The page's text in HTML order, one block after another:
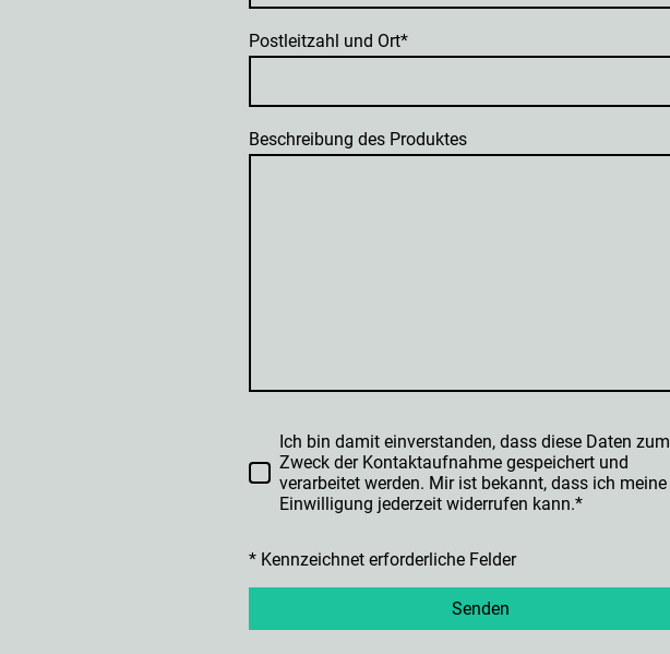
Postleitzahl und Ort*
Beschreibung des Produktes
Ich bin damit einverstanden, dass diese Daten zum
Zweck der Kontaktaufnahme gespeichert und
verarbeitet werden. Mir ist bekannt, dass ich meine
Einwilligung jederzeit widerrufen kann.*
* Kennzeichnet erforderliche Felder
Senden